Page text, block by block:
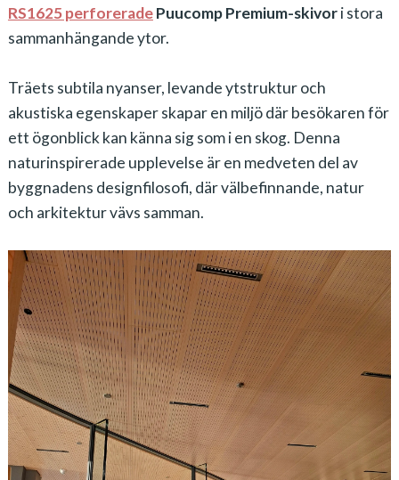
RS1625 perforeradePuucomp Premium-skivori stora
sammanhängande ytor.
Träets subtila nyanser, levande ytstruktur och
akustiska egenskaper skapar en miljö där besökaren för
ett ögonblick kan känna sig som i en skog. Denna
naturinspirerade upplevelse är en medveten del av
byggnadens designfilosofi, där välbefinnande, natur
och arkitektur vävs samman.